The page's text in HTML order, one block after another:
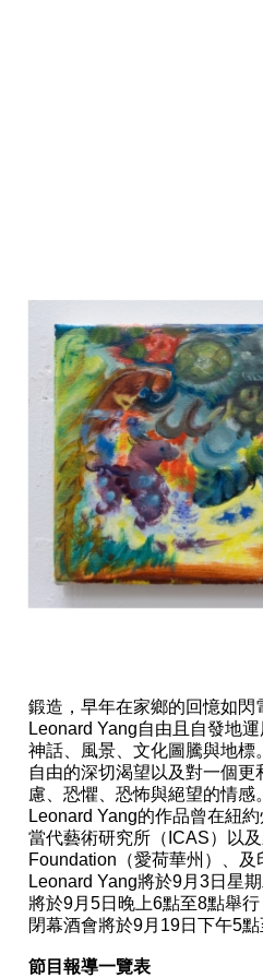
鍛造，早年在家鄉的回憶如閃
Leonard Yang自由且自發地
神話、風景、文化圖騰與地
自由的深切渴望以及對一個
慮、恐懼、恐怖與絕望的情感。
Leonard Yang的作品曾在紐
當代藝術研究所（ICAS）以
Foundation（愛荷華州）、及
Leonard Yang將於9月3日星
將於9月5日晚上6點至8點舉
閉幕酒會將於9月19日下午5
節目報導一覽表